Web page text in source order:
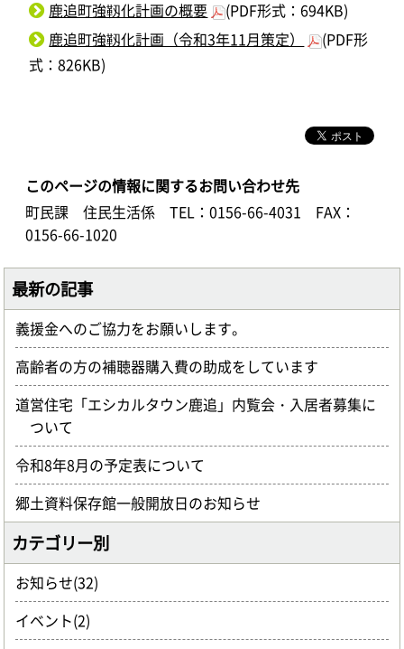
鹿追町強靱化計画の概要
(PDF形式：694KB)
鹿追町強靱化計画（令和3年11月策定）
(PDF形
式：826KB)
このページの情報に関するお問い合わせ先
町民課 住民生活係
TEL：0156-66-4031
FAX：
0156-66-1020
最新の記事
義援金へのご協力をお願いします。
高齢者の方の補聴器購入費の助成をしています
道営住宅「エシカルタウン鹿追」内覧会・入居者募集に
ついて
令和8年8月の予定表について
郷土資料保存館一般開放日のお知らせ
カテゴリー別
お知らせ(32)
イベント(2)